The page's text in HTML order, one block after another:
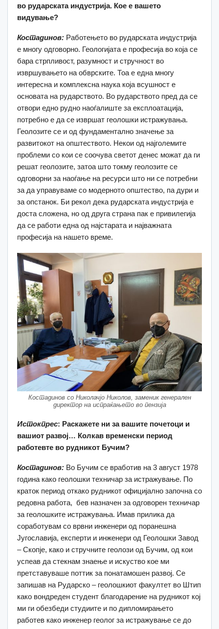
во рударската индустрија. Кое е вашето
видување?
Костадинов: Работењето во рударската индустрија
е многу одговорно. Геологијата е професија во која се
бара стрпливост, разумност и стручност во
извршувањето на обврските. Тоа е една многу
интересна и комплексна наука која всушност е
основата на рударството. Во рударството пред да се
отвори едно рудно наоѓалиште за експлоатација,
потребно е да се извршат геолошки истражувања.
Геолозите се и од фундаментално значење за
развитокот на општеството. Некои од најголемите
проблеми со кои се соочува светот денес можат да ги
решат геолозите, затоа што токму геолозите се
одговорни за наоѓање на ресурси што ни се потребни
за да управуваме со модерното општество, па дури и
за опстанок. Би рекол дека рударската индустрија е
доста сложена, но од друга страна пак e привилегија
да се работи една од најстарата и најважната
професија на нашето време.
Костадинов со Николачјо Николов, заменик генерален
директор на испраќањето во пензија
Истокпрес: Раскажете ни за вашите почетоци и
вашиот развој… Колкав временски период
работевте во рудникот Бучим?
Костадинов: Во Бучим се вработив на 3 август 1978
година како геолошки техничар за истражување. По
краток период откако рудникот официјално започна со
редовна работа, бев назначен за одговорен техничар
за геолошките истражувања. Имав прилика да
соработувам со врвни инженери од поранешна
Југославија, експерти и инженери од Геолошки Завод
– Скопје, како и стручните геолози од Бучим, од кои
успеав да стекнам знаење и искуство кое ми
претставуваше поттик за понатамошен развој. Се
запишав на Рударско – геолошкиот факултет во Штип
како вондреден студент благодарение на рудникот кој
ми ги обезбеди студиите и по дипломирањето
работев како инженер геолог за истражување се до